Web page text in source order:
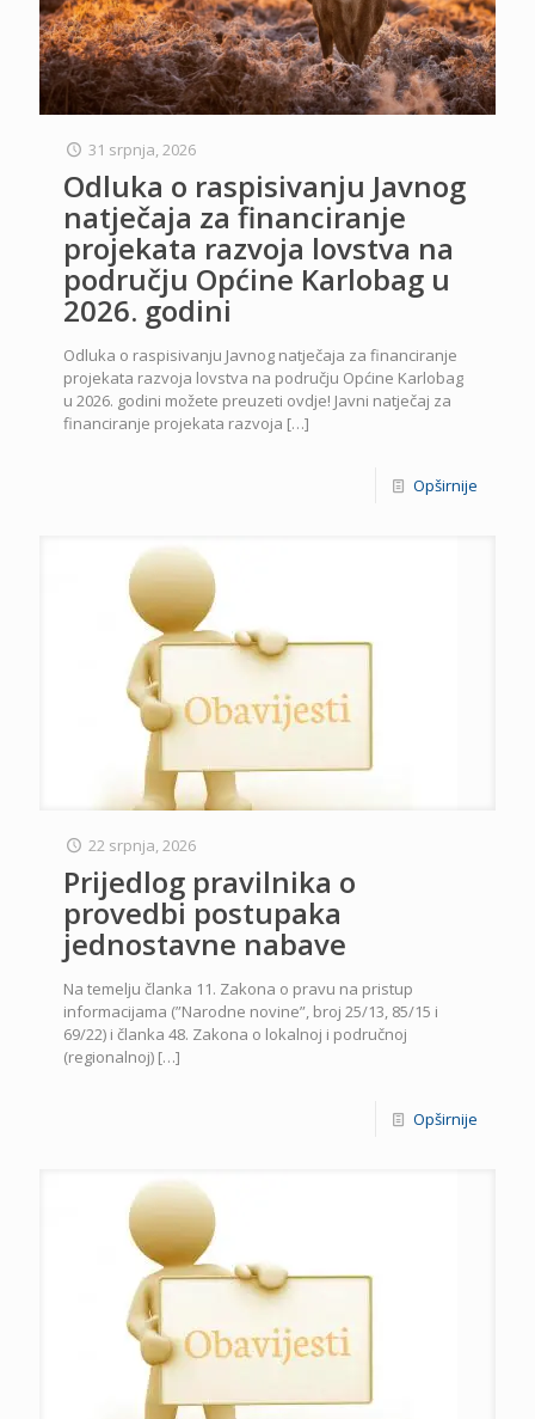
31 srpnja, 2026
Odluka o raspisivanju Javnog
natječaja za financiranje
projekata razvoja lovstva na
području Općine Karlobag u
2026. godini
Odluka o raspisivanju Javnog natječaja za financiranje
projekata razvoja lovstva na području Općine Karlobag
u 2026. godini možete preuzeti ovdje! Javni natječaj za
financiranje projekata razvoja […]
Opširnije
22 srpnja, 2026
Prijedlog pravilnika o
provedbi postupaka
jednostavne nabave
Na temelju članka 11. Zakona o pravu na pristup
informacijama (”Narodne novine”, broj 25/13, 85/15 i
69/22) i članka 48. Zakona o lokalnoj i područnoj
(regionalnoj) […]
Opširnije